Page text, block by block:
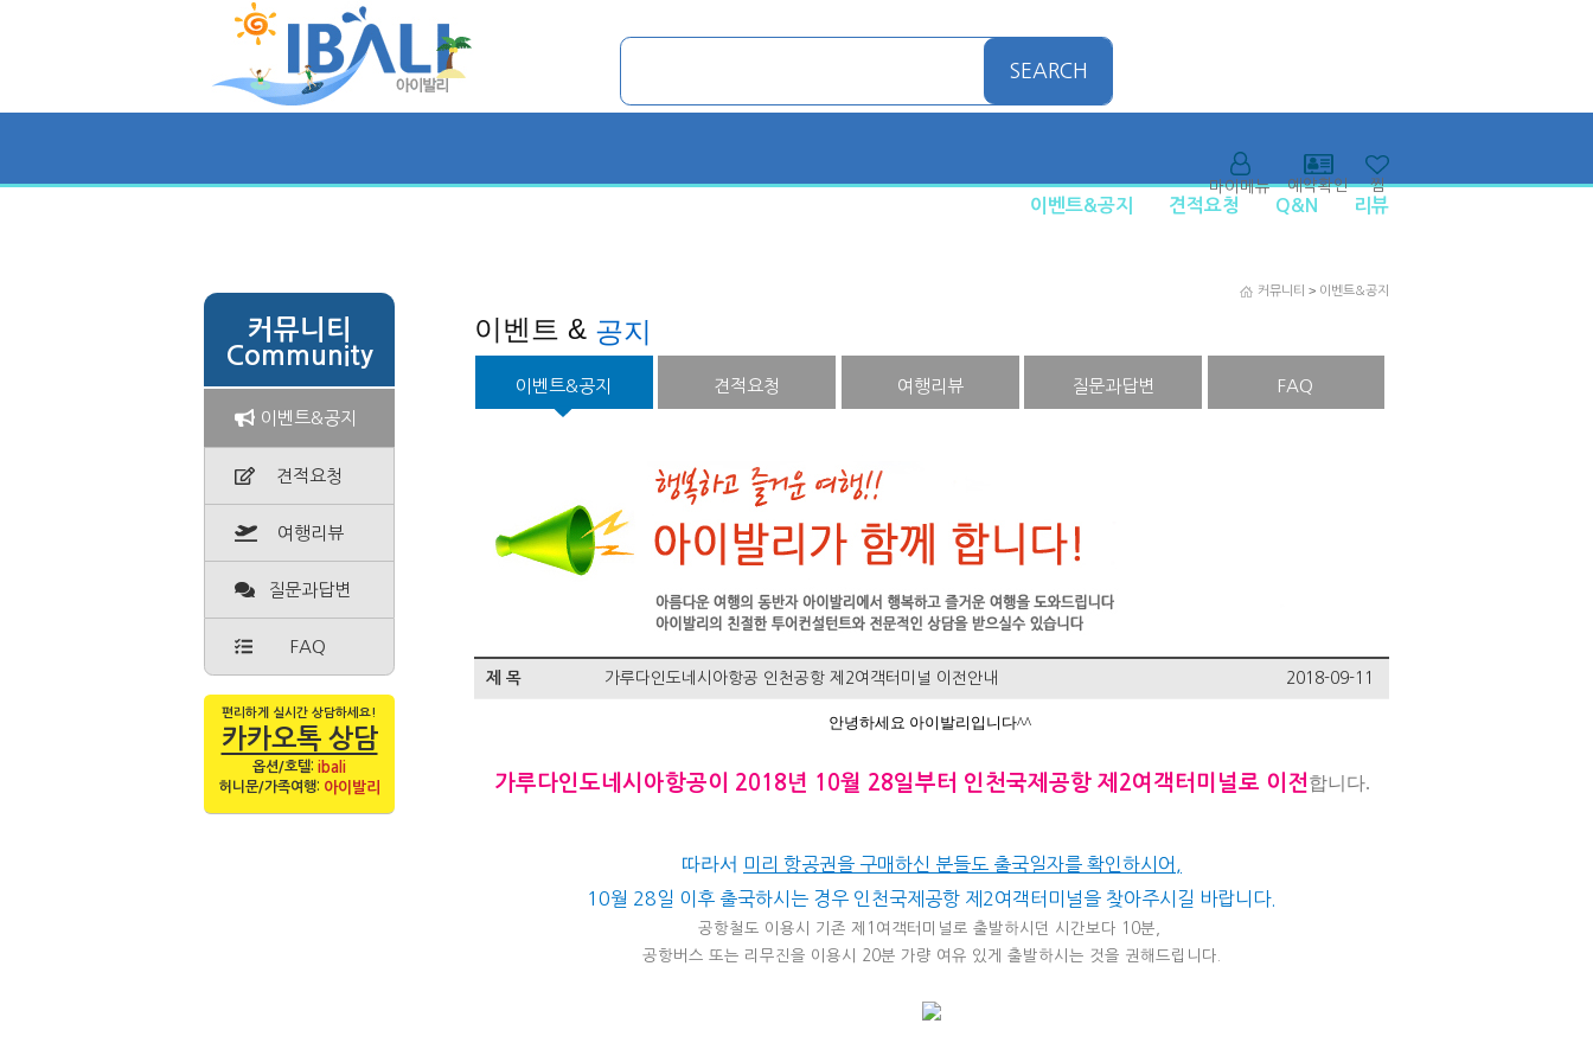
SEARCH
마이메뉴 예약확인 찜
이벤트&공지 견적요청 Q&N 리뷰
커뮤니티
Community
이벤트&공지
견적요청
여행리뷰
질문과답변
FAQ
편리하게 실시간 상담하세요!
카카오톡 상담
옵션/호텔: ibali
허니문/가족여행: 아이발리
커뮤니티 > 이벤트&공지
이벤트 & 공지
이벤트&공지 견적요청 여행리뷰 질문과답변 FAQ
제 목 가루다인도네시아항공 인천공항 제2여객터미널 이전안내 2018-09-11
안녕하세요 아이발리입니다^^
가루다인도네시아항공이 2018년 10월 28일부터 인천국제공항 제2여객터미널로 이전합니다.
따라서 미리 항공권을 구매하신 분들도 출국일자를 확인하시어,
10월 28일 이후 출국하시는 경우 인천국제공항 제2여객터미널을 찾아주시길 바랍니다.
공항철도 이용시 기존 제1여객터미널로 출발하시던 시간보다 10분,
공항버스 또는 리무진을 이용시 20분 가량 여유 있게 출발하시는 것을 권해드립니다.